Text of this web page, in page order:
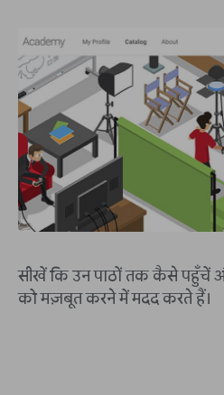
सीखें कि उन पाठों तक कैसे पहुँचें
को मज़बूत करने में मदद करते हैं।